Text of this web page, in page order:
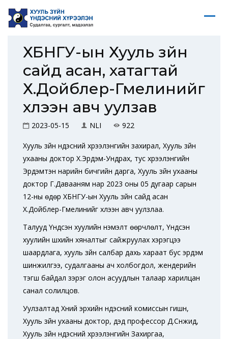
ХБНГУ-ын Хууль зүйн
сайд асан, хатагтай
Х.Дойблер-Гмелинийг
хүлээн авч уулзав
2023-05-15 NLI 922
Хууль зүйн үндэсний хүрээлэнгийн захирал, Хууль зүйн
ухааны доктор Х.Эрдэм-Ундрах, тус хүрээлэнгийн
Эрдэмтэн нарийн бичгийн дарга, Хууль зүйн ухааны
доктор Г.Давааням нар 2023 оны 05 дугаар сарын
12-ны өдөр ХБНГУ-ын Хууль зүйн сайд асан
Х.Дойблер-Гмелинийг хүлээн авч уулзлаа.
Талууд Үндсэн хуулийн нэмэлт өөрчлөлт, Үндсэн
хуулийн шүүхийн хяналтыг сайжруулах хэрэгцээ
шаардлага, хууль зүйн салбар дахь хараат бус эрдэм
шинжилгээ, судалгааны ач холбогдол, жендерийн
тэгш байдал зэрэг олон асуудлын талаар харилцан
санал солилцов.
Уулзалтад Хүний эрхийн үндэсний комиссын гишүүн,
Хууль зүйн ухааны доктор, дэд профессор Д.Сүнжид,
Хууль зүйн үндэсний хүрээлэнгийн Захиргаа,